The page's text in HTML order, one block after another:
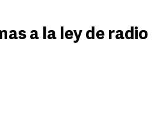
a la ley de radio